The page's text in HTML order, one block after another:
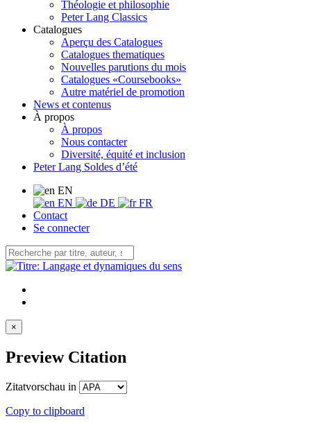
Théologie et philosophie
Peter Lang Classics
Catalogues
Aperçu des Catalogues
Catalogues thematiques
Nouvelles parutions du mois
Catalogues «Coursebooks»
Autre matériel de promotion
News et contenus
À propos
À propos
Nous contacter
Diversité, équité et inclusion
Peter Lang Soldes d’été
EN
EN
DE
FR
Contact
Se connecter
×
Preview Citation
Zitatvorschau in
Copy to clipboard